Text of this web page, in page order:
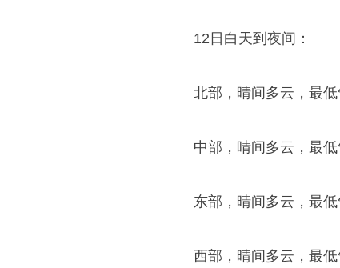
12日白天到夜间：
北部，晴间多云，最
中部，晴间多云，最
东部，晴间多云，最
西部，晴间多云，最